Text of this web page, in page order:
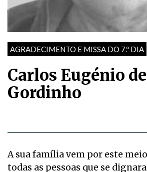
AGRADECIMENTO E MISSA DO 7.º DIA
Carlos Eugénio
Gordinho
A sua família vem por este
todas as pessoas que se